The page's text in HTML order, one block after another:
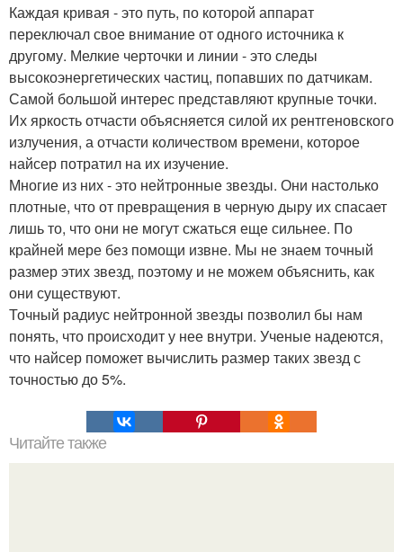
Каждая кривая - это путь, по которой аппарат
переключал свое внимание от одного источника к
другому. Мелкие черточки и линии - это следы
высокоэнергетических частиц, попавших по датчикам.
Самой большой интерес представляют крупные точки.
Их яркость отчасти объясняется силой их рентгеновского
излучения, а отчасти количеством времени, которое
найсер потратил на их изучение.
Многие из них - это нейтронные звезды. Они настолько
плотные, что от превращения в черную дыру их спасает
лишь то, что они не могут сжаться еще сильнее. По
крайней мере без помощи извне. Мы не знаем точный
размер этих звезд, поэтому и не можем объяснить, как
они существуют.
Точный радиус нейтронной звезды позволил бы нам
понять, что происходит у нее внутри. Ученые надеются,
что найсер поможет вычислить размер таких звезд с
точностью до 5%.
Читайте также